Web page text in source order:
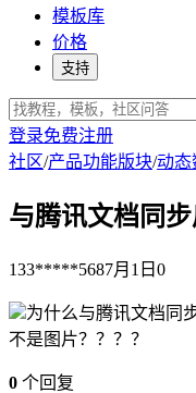
模板库
价格
支持
登录免费注册
社区/产品功能版块/动态
与腾讯文档同
133*****5687月1日 0
为什么与腾讯文档同
不是图片？？？？
0 个回复